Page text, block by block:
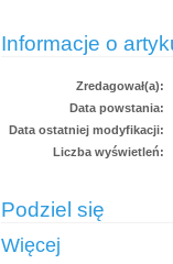
Informacje o
Zredagował(a):
Data powstania:
Data ostatniej modyfikacji:
Liczba wyświetleń:
Podziel się
Więcej